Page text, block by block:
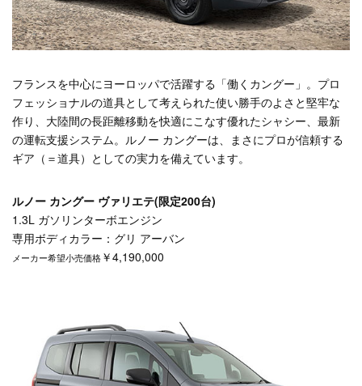
フランスを中心にヨーロッパで活躍する「働くカングー」。プロ
フェッショナルの道具として考えられた使い勝手のよさと堅牢な
作り、大陸間の長距離移動を快適にこなす優れたシャシー、最新
の運転支援システム。ルノー カングーは、まさにプロが信頼する
ギア（＝道具）としての実力を備えています。
ルノー カングー ヴァリエテ(限定200台)
1.3L ガソリンターボエンジン
専用ボディカラー：グリ アーバン
メーカー希望小売価格 ￥4,190,000